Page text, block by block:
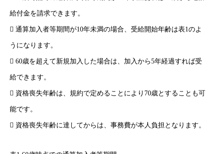
給付金を請求できます。
 通算加入者等期間が10年未満の場合、受給開始年齢は表1のよ
うになります。
 60歳を超えて新規加入した場合は、加入から5年経過すれば受
給できます。
 資格喪失年齢は、規約で定めることにより70歳とすることも可
能です。
 資格喪失年齢に達してからは、事務費が本人負担となります。